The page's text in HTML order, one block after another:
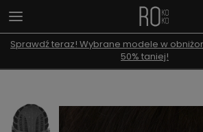
Sprawdź teraz! Wybrane modele w
50% taniej!